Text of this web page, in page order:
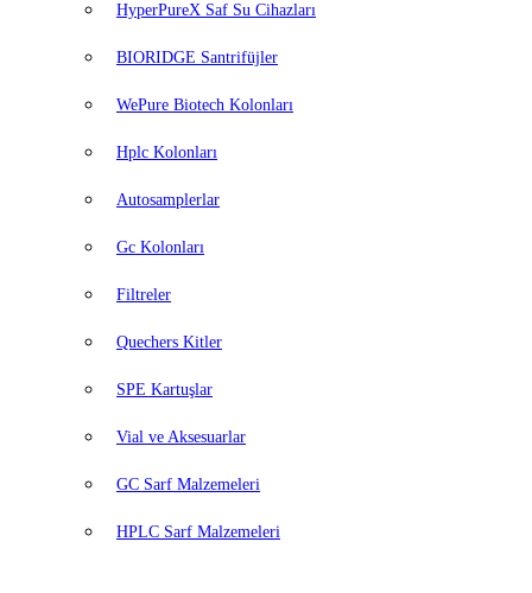
HyperPureX Saf Su Cihazları
BIORIDGE Santrifüjler
WePure Biotech Kolonları
Hplc Kolonları
Autosamplerlar
Gc Kolonları
Filtreler
Quechers Kitler
SPE Kartuşlar
Vial ve Aksesuarlar
GC Sarf Malzemeleri
HPLC Sarf Malzemeleri